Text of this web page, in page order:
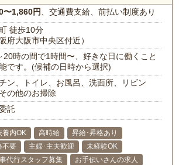
〜1,860円、交通費支給、前払い制度あり
徒歩10分
阪府大阪市中央区付近）
20時の間で1時間〜、好きな日に働くこと
です。(候補の日時から選択)
ン、トイレ、お風呂、洗面所、リビン
の他のお掃除
託
養内OK 高時給
昇給･昇格あり
不要 主婦･主夫歓迎
未経験OK
代行スタッフ募集
お手伝いさんの求人